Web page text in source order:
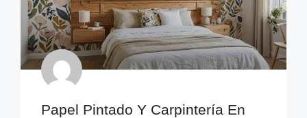
Papel Pintado Y Carpintería En